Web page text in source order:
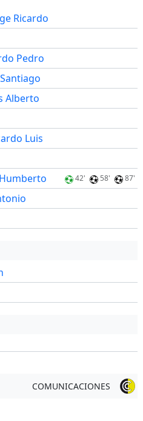
Ricardo
Pedro
Alberto
Luis
42' 58' 87'
COMUNICACIONES